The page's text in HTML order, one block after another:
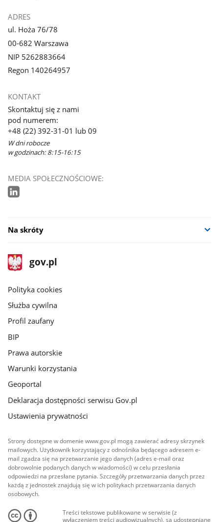
ADRES
ul. Hoża 76/78
00-682 Warszawa
NIP 5262883664
Regon 140264957
KONTAKT
Skontaktuj się z nami
pod numerem:
+48 (22) 392-31-01 lub 09
W dni robocze
w godzinach: 8:15-16:15
MEDIA SPOŁECZNOŚCIOWE:
Na skróty
stopka
gov.pl
Strona
gov.pl
gov.pl
Polityka cookies
Służba cywilna
Profil zaufany
BIP
Prawa autorskie
Warunki korzystania
Geoportal
Deklaracja dostępności serwisu Gov.pl
Ustawienia prywatności
Strony dostępne w domenie www.gov.pl mogą zawierać adresy skrzynek
mailowych. Użytkownik korzystający z odnośnika będącego adresem e-
mail zgadza się na przetwarzanie jego danych (adres e-mail oraz
dobrowolnie podanych danych w wiadomości) w celu przesłania
odpowiedzi na przesłane pytania. Szczegóły przetwarzania danych przez
każdą z jednostek znajdują się w ich politykach przetwarzania danych
osobowych.
Treści tekstowe publikowane w serwisie (z
wyłączeniem treści audiowizualnych), są udostępniane